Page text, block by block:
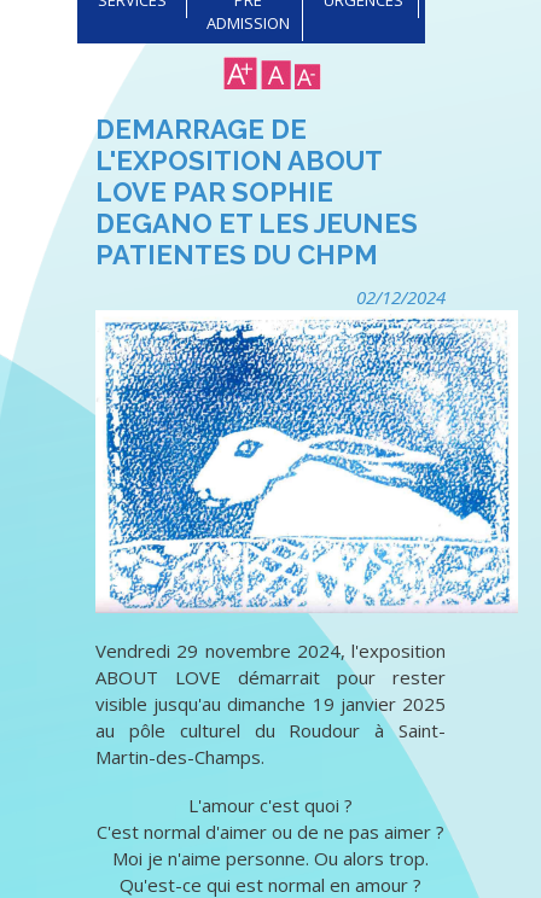
ADMISSION
DEMARRAGE DE
L'EXPOSITION ABOUT
LOVE PAR SOPHIE
DEGANO ET LES JEUNES
PATIENTES DU CHPM
02/12/2024
Vendredi 29 novembre 2024, l'exposition
ABOUT LOVE démarrait pour rester
visible jusqu'au dimanche 19 janvier 2025
au pôle culturel du Roudour à Saint-
Martin-des-Champs.
L'amour c'est quoi ?
C'est normal d'aimer ou de ne pas aimer ?
Moi je n'aime personne. Ou alors trop.
Qu'est-ce qui est normal en amour ?